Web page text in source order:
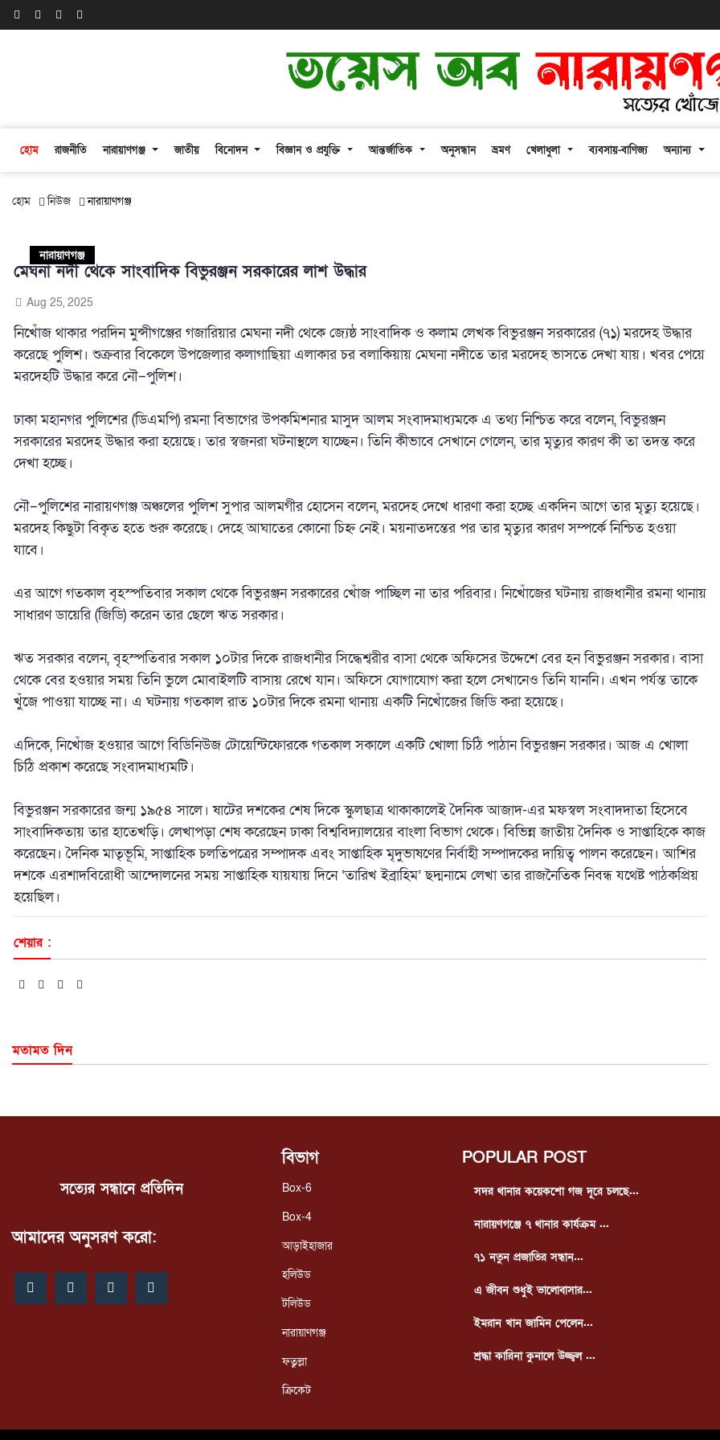
হোম রাজনীতি নারায়াণগঞ্জ জাতীয় বিনোদন বিজ্ঞান ও প্রযুক্তি আন্তর্জাতিক অনুসন্ধান ভ্রমণ খেলাধুলা ব্যবসায়-বাণিজ্য অন্যান্য
হোম নিউজ নারায়াণগঞ্জ
নারায়াণগঞ্জ
মেঘনা নদী থেকে সাংবাদিক বিভুরঞ্জন সরকারের লাশ উদ্ধার
Aug 25, 2025
নিখোঁজ থাকার পরদিন মুন্সীগঞ্জের গজারিয়ার মেঘনা নদী থেকে জ্যেষ্ঠ সাংবাদিক ও কলাম লেখক বিভুরঞ্জন সরকারের (৭১) মরদেহ উদ্ধার
করেছে পুলিশ। শুক্রবার বিকেলে উপজেলার কলাগাছিয়া এলাকার চর বলাকিয়ায় মেঘনা নদীতে তার মরদেহ ভাসতে দেখা যায়। খবর পেয়ে
মরদেহটি উদ্ধার করে নৌ–পুলিশ।
ঢাকা মহানগর পুলিশের (ডিএমপি) রমনা বিভাগের উপকমিশনার মাসুদ আলম সংবাদমাধ্যমকে এ তথ্য নিশ্চিত করে বলেন, বিভুরঞ্জন
সরকারের মরদেহ উদ্ধার করা হয়েছে। তার স্বজনরা ঘটনাস্থলে যাচ্ছেন। তিনি কীভাবে সেখানে গেলেন, তার মৃত্যুর কারণ কী তা তদন্ত করে
দেখা হচ্ছে।
নৌ–পুলিশের নারায়ণগঞ্জ অঞ্চলের পুলিশ সুপার আলমগীর হোসেন বলেন, মরদেহ দেখে ধারণা করা হচ্ছে একদিন আগে তার মৃত্যু হয়েছে।
মরদেহ কিছুটা বিকৃত হতে শুরু করেছে। দেহে আঘাতের কোনো চিহ্ন নেই। ময়নাতদন্তের পর তার মৃত্যুর কারণ সম্পর্কে নিশ্চিত হওয়া
যাবে।
এর আগে গতকাল বৃহস্পতিবার সকাল থেকে বিভুরঞ্জন সরকারের খোঁজ পাচ্ছিল না তার পরিবার। নিখোঁজের ঘটনায় রাজধানীর রমনা থানায়
সাধারণ ডায়েরি (জিডি) করেন তার ছেলে ঋত সরকার।
ঋত সরকার বলেন, বৃহস্পতিবার সকাল ১০টার দিকে রাজধানীর সিদ্ধেশ্বরীর বাসা থেকে অফিসের উদ্দেশে বের হন বিভুরঞ্জন সরকার। বাসা
থেকে বের হওয়ার সময় তিনি ভুলে মোবাইলটি বাসায় রেখে যান। অফিসে যোগাযোগ করা হলে সেখানেও তিনি যাননি। এখন পর্যন্ত তাকে
খুঁজে পাওয়া যাচ্ছে না। এ ঘটনায় গতকাল রাত ১০টার দিকে রমনা থানায় একটি নিখোঁজের জিডি করা হয়েছে।
এদিকে, নিখোঁজ হওয়ার আগে বিডিনিউজ টোয়েন্টিফোরকে গতকাল সকালে একটি খোলা চিঠি পাঠান বিভুরঞ্জন সরকার। আজ এ খোলা
চিঠি প্রকাশ করেছে সংবাদমাধ্যমটি।
বিভুরঞ্জন সরকারের জন্ম ১৯৫৪ সালে। ষাটের দশকের শেষ দিকে স্কুলছাত্র থাকাকালেই দৈনিক আজাদ-এর মফস্বল সংবাদদাতা হিসেবে
সাংবাদিকতায় তার হাতেখড়ি। লেখাপড়া শেষ করেছেন ঢাকা বিশ্ববিদ্যালয়ের বাংলা বিভাগ থেকে। বিভিন্ন জাতীয় দৈনিক ও সাপ্তাহিকে কাজ
করেছেন। দৈনিক মাতৃভূমি, সাপ্তাহিক চলতিপত্রের সম্পাদক এবং সাপ্তাহিক মৃদুভাষণের নির্বাহী সম্পাদকের দায়িত্ব পালন করেছেন। আশির
দশকে এরশাদবিরোধী আন্দোলনের সময় সাপ্তাহিক যায়যায় দিনে ‘তারিখ ইব্রাহিম’ ছদ্মনামে লেখা তার রাজনৈতিক নিবন্ধ যথেষ্ট পাঠকপ্রিয়
হয়েছিল।
শেয়ার :
মতামত দিন
সত্যের সন্ধানে প্রতিদিন
আমাদের অনুসরণ করো:
বিভাগ
Box-6
Box-4
আড়াইহাজার
হলিউড
টলিউড
নারায়াণগঞ্জ
ফতুল্লা
ক্রিকেট
POPULAR POST
সদর থানার কয়েকশো গজ দূরে চলছে...
নারায়ণগঞ্জে ৭ থানার কার্যক্রম ...
৭১ নতুন প্রজাতির সন্ধান...
এ জীবন শুধুই ভালোবাসার...
ইমরান খান জামিন পেলেন...
শ্রদ্ধা কারিনা কুনালে উজ্জ্বল ...